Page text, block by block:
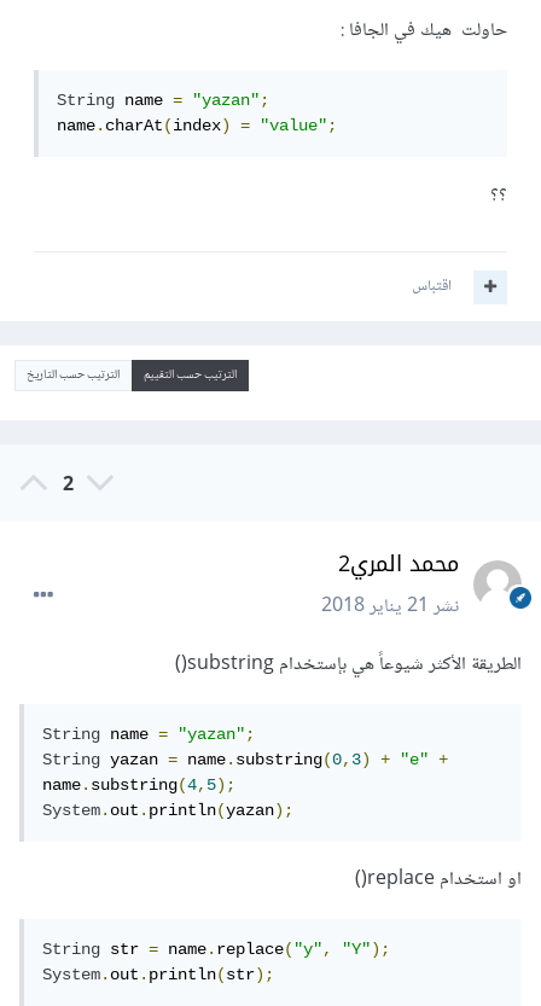
حاولت هيك في الجافا :
String name = "yazan";
name.charAt(index) = "value";
؟؟
اقتباس
الترتيب حسب التقييم الترتيب حسب التاريخ
2
محمد المري2
نشر21 يناير 2018
الطريقة الأكثر شيوعاً هي بإستخدام substring()
String name = "yazan";
String yazan = name.substring(0,3) + "e"
+
name.substring(4,5);
System.out.println(yazan);
او استخدام replace()
String str = name.replace("y", "Y");
System.out.println(str);